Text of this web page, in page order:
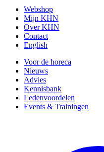
Webshop
Mijn KHN
Over KHN
Contact
English
Voor de horeca
Nieuws
Advies
Kennisbank
Ledenvoordelen
Events & Trainingen